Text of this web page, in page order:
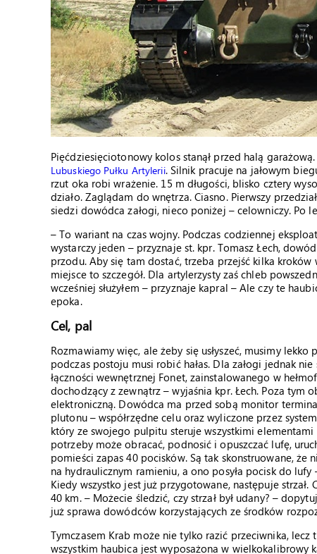
Pięćdziesięciotonowy kolos stanął przed halą
Lubuskiego Pułku Artylerii. Silnik pracuje na jałowym
rzut oka robi wrażenie. 15 m długości, blisko cztery
działo. Zaglądam do wnętrza. Ciasno. Pierwszy
siedzi dowódca załogi, nieco poniżej – celowniczy. Po
– To wariant na czas wojny. Podczas codziennej
wystarczy jeden – przyznaje st. kpr. Tomasz Łech,
przodu. Aby się tam dostać, trzeba przejść kilka
miejsce to szczegół. Dla artylerzysty zaś chleb
wcześniej służyłem – przyznaje kapral – Ale czy te
epoka.
Cel, pal
Rozmawiamy więc, ale żeby się usłyszeć, musimy
podczas postoju musi robić hałas. Dla załogi jednak
łączności wewnętrznej Fonet, zainstalowanego w
dochodzący z zewnątrz – wyjaśnia kpr. Łech. Poza
elektroniczną. Dowódca ma przed sobą monitor
plutonu – współrzędne celu oraz wyliczone przez
który ze swojego pulpitu steruje wszystkimi
potrzeby może obracać, podnosić i opuszczać lufę,
pomieści zapas 40 pocisków. Są tak skonstruowane, że
na hydraulicznym ramieniu, a ono posyła pocisk do lufy
Kiedy wszystko jest już przygotowane, następuje
40 km. – Możecie śledzić, czy strzał był udany? –
już sprawa dowódców korzystających ze środków
Tymczasem Krab może nie tylko razić przeciwnika,
wszystkim haubica jest wyposażona w wielkokalibrowy